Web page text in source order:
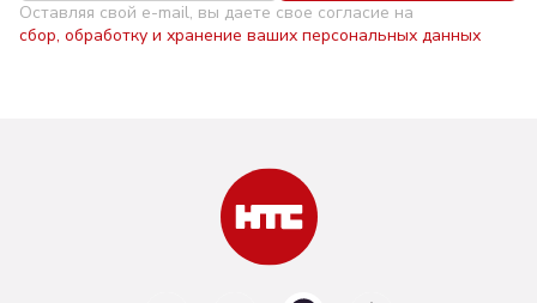
Оставляя свой e-mail, вы даете свое согласие на
сбор, обработку и хранение ваших персональных данных